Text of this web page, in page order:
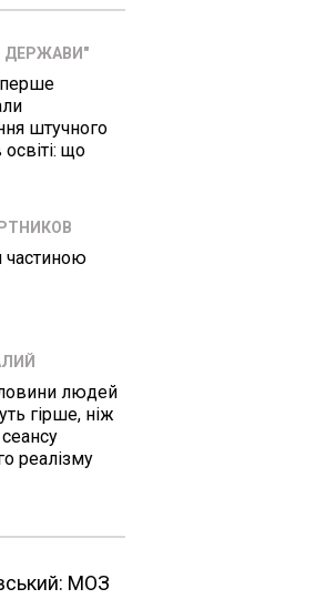
ДЕРЖАВИ"
штучного
освіті: що
частиною
людей
гірше, ніж
реалізму
МОЗ